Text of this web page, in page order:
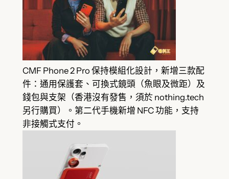
CMF Phone 2 Pro 保持模組化設計，新增三款配
件：通用保護套、可換式鏡頭（魚眼及微距）及
錢包與支架（香港沒有發售，須於 nothing.tech
另行購買）。第二代手機新增 NFC 功能，支持
非接觸式支付。